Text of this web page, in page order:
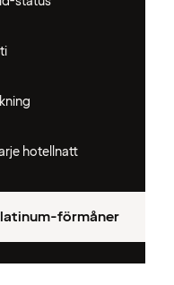
hotellnatt
förmåner